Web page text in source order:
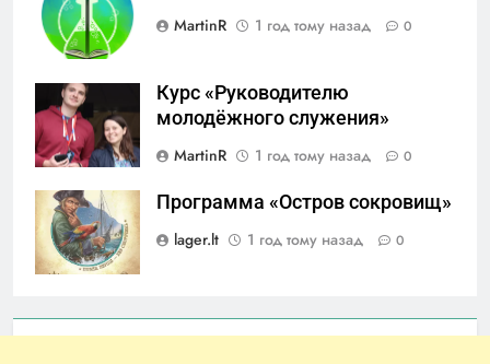
MartinR
1 год тому назад 0
Курс «Руководителю
молодёжного служения»
MartinR
1 год тому назад 0
Программа «Остров сокровищ»
lager.lt
1 год тому назад 0